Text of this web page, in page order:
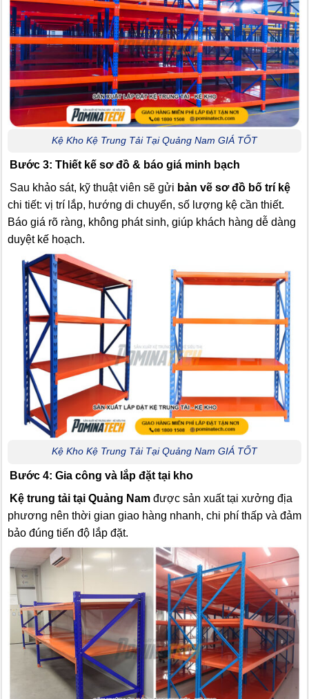
Kệ Kho Kệ Trung Tải Tại Quảng Nam GIÁ TỐT
Bước 3: Thiết kế sơ đồ & báo giá minh bạch
Sau khảo sát, kỹ thuật viên sẽ gửi bản vẽ sơ đồ bố trí kệ
chi tiết: vị trí lắp, hướng di chuyển, số lượng kệ cần thiết.
Báo giá rõ ràng, không phát sinh, giúp khách hàng dễ dàng
duyệt kế hoạch.
Kệ Kho Kệ Trung Tải Tại Quảng Nam GIÁ TỐT
Bước 4: Gia công và lắp đặt tại kho
Kệ trung tải tại Quảng Nam được sản xuất tại xưởng địa
phương nên thời gian giao hàng nhanh, chi phí thấp và đảm
bảo đúng tiến độ lắp đặt.